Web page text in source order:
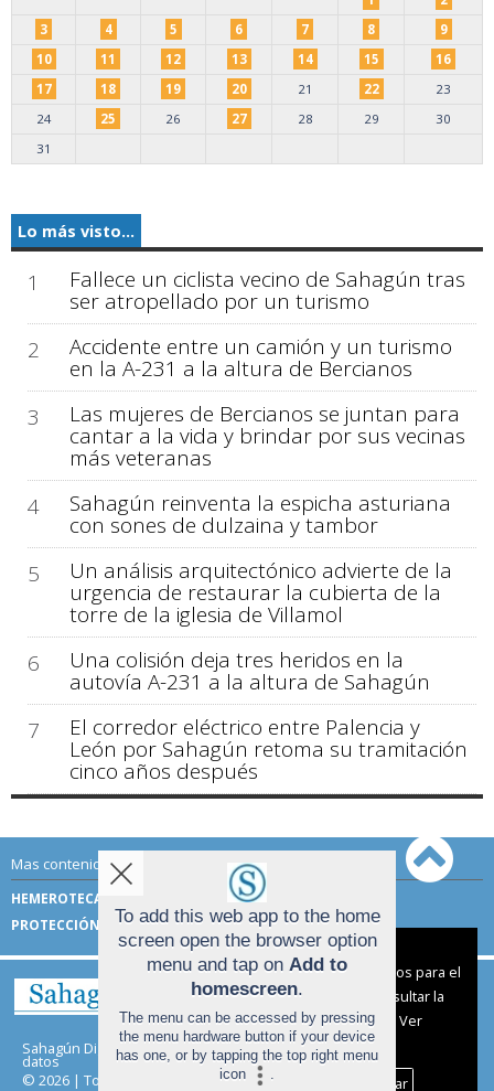
3
4 5 6 7 8
9
10
11 12 13 14 15
16
17
18 19 20 21 22
23
24
25 26 27 28 29
30
31
Lo más visto...
1 Fallece un ciclista vecino de Sahagún tras
ser atropellado por un turismo
2
Accidente entre un camión y un turismo
en la A-231 a la altura de Bercianos
3
Las mujeres de Bercianos se juntan para
cantar a la vida y brindar por sus vecinas
más veteranas
4
Sahagún reinventa la espicha asturiana
con sones de dulzaina y tambor
5
Un análisis arquitectónico advierte de la
urgencia de restaurar la cubierta de la
torre de la iglesia de Villamol
6
Una colisión deja tres heridos en la
autovía A-231 a la altura de Sahagún
7
El corredor eléctrico entre Palencia y
León por Sahagún retoma su tramitación
cinco años después
Mas contenido de Sahagún Digital:
HEMEROTECA
TÉRMINOS DE USO
PROTECCIÓN DE DATOS
Sahagún Digital | Términos de uso|Protección de
datos
© 2026 | Todos los derechos reservados
Aviso sobre el Uso de cookies:
Utilizamos cookies nuestras y de terceros para el
funcionamiento del digital. Puedes consultar la
lista de cookies y como desconectarlas.
Ver
nuestra Política de Privacidad y Cookies
Aceptar Cookies
Personalizar
To add this web app to the home
screen open the browser option
menu and tap on Add to
homescreen.
The menu can be accessed by pressing
the menu hardware button if your device
has one, or by tapping the top right menu
icon
.